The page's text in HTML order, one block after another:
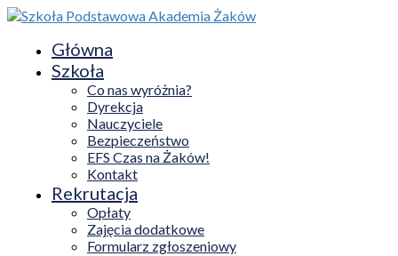
Główna
Szkoła
Co nas wyróżnia?
Dyrekcja
Nauczyciele
Bezpieczeństwo
EFS Czas na Żaków!
Kontakt
Rekrutacja
Opłaty
Zajęcia dodatkowe
Formularz zgłoszeniowy